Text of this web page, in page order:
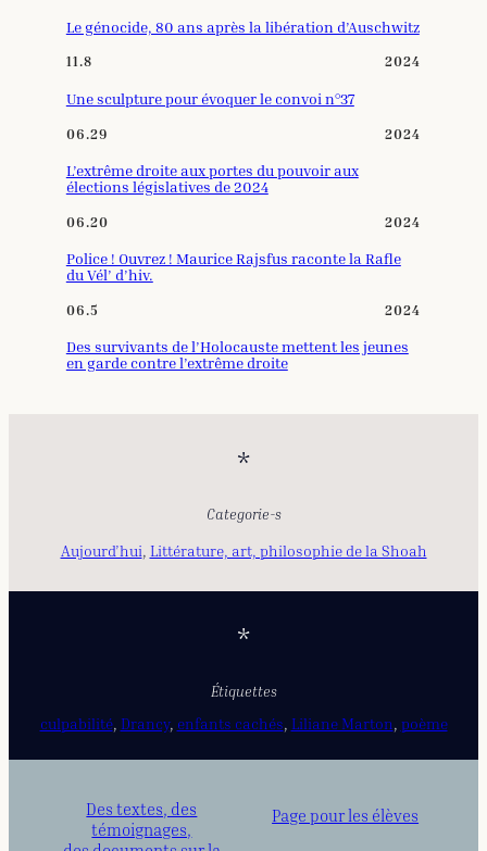
Le génocide, 80 ans après la libération d’Auschwitz
11.8 2024
Une sculpture pour évoquer le convoi n°37
06.29 2024
L’extrême droite aux portes du pouvoir aux
élections législatives de 2024
06.20 2024
Police ! Ouvrez ! Maurice Rajsfus raconte la Rafle
du Vél’ d’hiv.
06.5 2024
Des survivants de l’Holocauste mettent les jeunes
en garde contre l’extrême droite
*
Categorie-s
Aujourd’hui, Littérature, art, philosophie de la Shoah
*
Étiquettes
culpabilité, Drancy, enfants cachés, Liliane Marton, poème
Des textes, des
témoignages,
Page pour les élèves